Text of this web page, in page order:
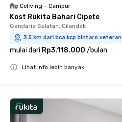
Coliving • Campur
Kost Rukita Bahari Cipete
Gandaria Selatan, Cilandak
3.5 km dari bca kcp bintaro veteran
mulai dari Rp3.118.000 /bulan
Lihat info lebih banyak